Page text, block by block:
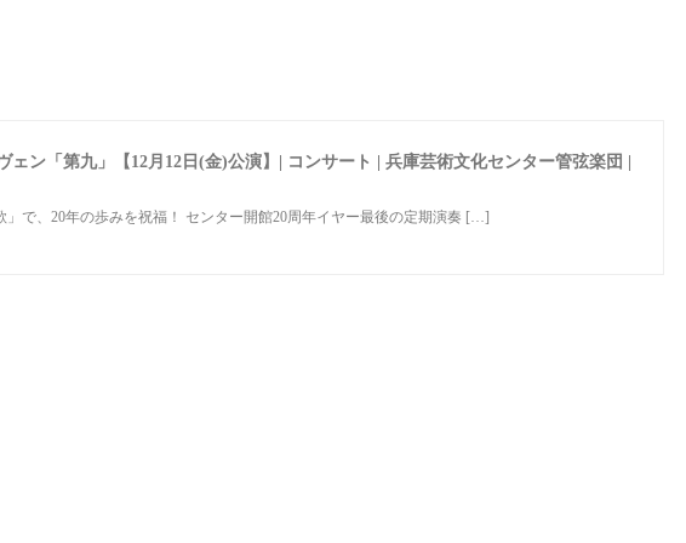
ェン「第九」【12月12日(金)公演】| コンサート | 兵庫芸術文化センター管弦楽団 |
」で、20年の歩みを祝福！ センター開館20周年イヤー最後の定期演奏 […]